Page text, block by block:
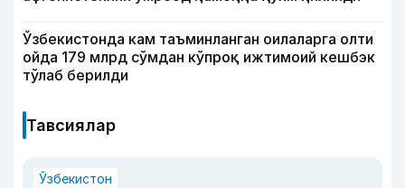
Ўзбекистонда кам таъминланган оилаларга олти
ойда 179 млрд сўмдан кўпроқ ижтимоий кешбэк
тўлаб берилди
Тавсиялар
Ўзбекистон